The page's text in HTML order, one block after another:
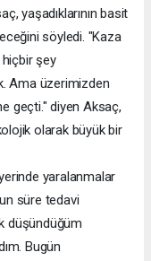
yaşadıklarının basit
söyledi. "Kaza
hiçbir şey
Ama üzerimizden
geçti." diyen Aksaç,
olarak büyük bir
yaralanmalar
süre tedavi
düşündüğüm
Bugün